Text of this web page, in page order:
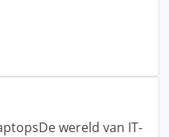
wereld van IT-